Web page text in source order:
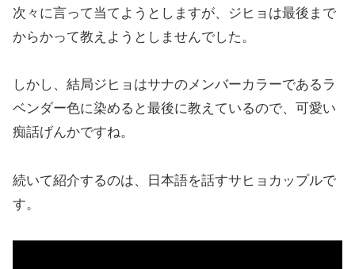
次々に言って当てようとしますが、ジヒョは最後まで
からかって教えようとしませんでした。
しかし、結局ジヒョはサナのメンバーカラーであるラ
ベンダー色に染めると最後に教えているので、可愛い
痴話げんかですね。
続いて紹介するのは、日本語を話すサヒョカップルで
す。